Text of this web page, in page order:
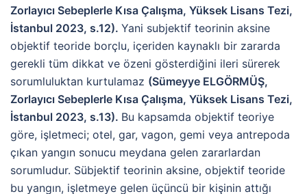
Zorlayıcı Sebeplerle Kısa Çalışma, Yüksek Lisans Tezi,
İstanbul 2023, s.12). Yani subjektif teorinin aksine
objektif teoride borçlu, içeriden kaynaklı bir zararda
gerekli tüm dikkat ve özeni gösterdiğini ileri sürerek
sorumluluktan kurtulamaz (Sümeyye ELGÖRMÜŞ,
Zorlayıcı Sebeplerle Kısa Çalışma, Yüksek Lisans Tezi,
İstanbul 2023, s.13). Bu kapsamda objektif teoriye
göre, işletmeci; otel, gar, vagon, gemi veya antrepoda
çıkan yangın sonucu meydana gelen zararlardan
sorumludur. Sübjektif teorinin aksine, objektif teoride
bu yangın, işletmeye gelen üçüncü bir kişinin attığı